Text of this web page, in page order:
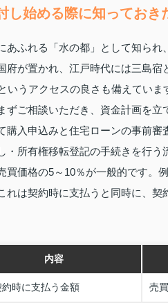
し始める際に知っておき
あふれる「水の都」として知ら
府が置かれ、江戸時代には三島
いうアクセスの良さも備えていま
ずご相談いただき、資金計画を
購入申込みと住宅ローンの事前
所有権移転登記の手続きを行う
買価格の5～10％が一般的です。
れは契約時に支払うと同時に、
内容
時に支払う金額 売